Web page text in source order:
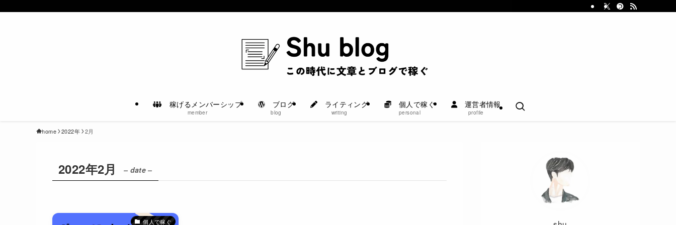
稼げるメンバーシップ
member
ブログ
blog
ライティング
writing
個人で稼ぐ
personal
運営者情報
profile
home 2022年 2月
2022年2月 – date –
個人で稼ぐ